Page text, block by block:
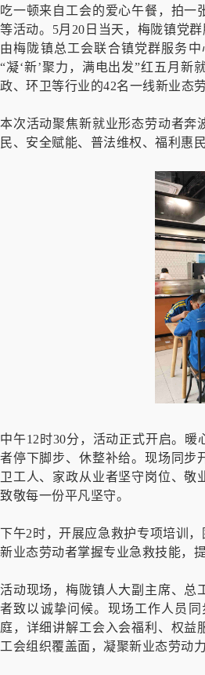
吃一顿来自工会的爱心午餐，拍
等活动。5月20日当天，梅陇镇党
由梅陇镇总工会联合镇党群服务
“凝‘新’聚力，满电出发”红五月
政、环卫等行业的42名一线新业态
本次活动聚焦新就业形态劳动者奔
民、安全赋能、普法维权、福利惠
中午12时30分，活动正式开启。
者停下脚步、休整补给。现场同步
卫工人、家政从业者坚守岗位、敬
致敬每一份平凡坚守。
下午2时，开展应急救护专项培训
新业态劳动者掌握专业急救技能，
活动现场，梅陇镇人大副主席、总
者致以诚挚问候。现场工作人员
庭，详细讲解工会入会福利、权益
工会组织覆盖面，凝聚新业态劳动力